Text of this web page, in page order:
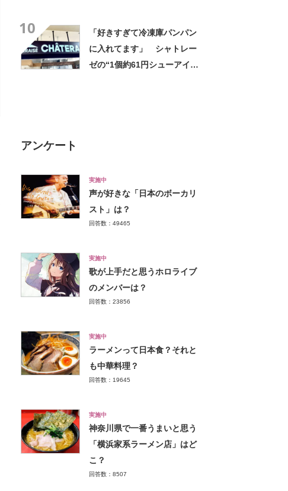
10
「好きすぎて冷凍庫パンパン
に入れてます」 シャトレー
ゼの“1個約61円シューアイ
アンケート
実施中
声が好きな「日本のボーカリ
スト」は？
回答数：49465
実施中
歌が上手だと思うホロライブ
のメンバーは？
回答数：23856
実施中
ラーメンって日本食？それと
も中華料理？
回答数：19645
実施中
神奈川県で一番うまいと思う
「横浜家系ラーメン店」はど
こ？
回答数：8507